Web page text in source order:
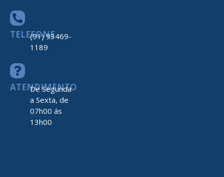
TELEFONE
(91) 93469-
1189
ATENDIMENTO
De Segunda
a Sexta, de
07h00 ás
13h00